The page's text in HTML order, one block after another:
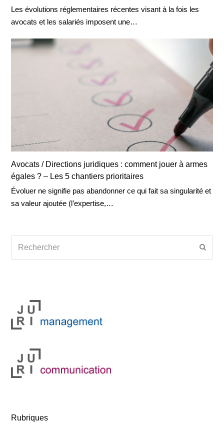
Les évolutions réglementaires récentes visant à la fois les
avocats et les salariés imposent une…
Avocats / Directions juridiques : comment jouer à armes
égales ? – Les 5 chantiers prioritaires
Évoluer ne signifie pas abandonner ce qui fait sa singularité et
sa valeur ajoutée (l’expertise,…
Rubriques